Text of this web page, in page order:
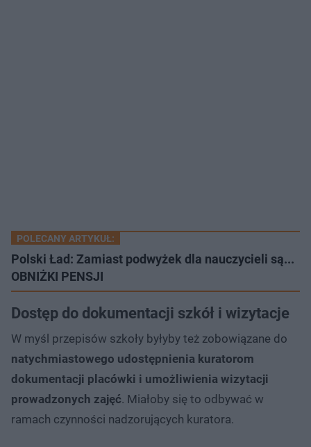
POLECANY ARTYKUŁ:
Polski Ład: Zamiast podwyżek dla nauczycieli są...
OBNIŻKI PENSJI
Dostęp do dokumentacji szkół i wizytacje
W myśl przepisów szkoły byłyby też zobowiązane do
natychmiastowego udostępnienia kuratorom
dokumentacji placówki i umożliwienia wizytacji
prowadzonych zajęć. Miałoby się to odbywać w
ramach czynności nadzorujących kuratora.